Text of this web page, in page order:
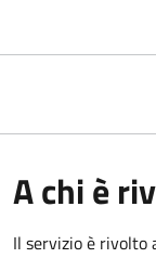
A chi è
Il servizio è